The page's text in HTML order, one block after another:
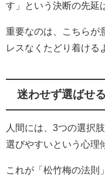
す」という決断の先延
重要なのは、こちらが
レスなくたどり着ける
迷わせず選ばせ
人間には、3つの選択
選びやすいという心理
これが「松竹梅の法則